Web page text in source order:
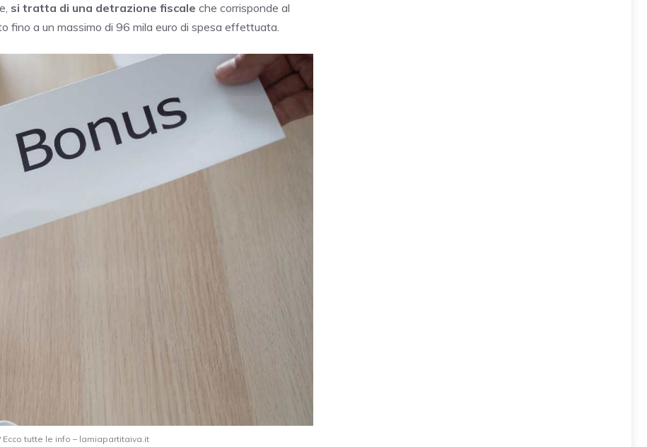
si tratta di una detrazione fiscale che corrisponde al
fino a un massimo di 96 mila euro di spesa effettuata.
tutte le info – lamiapartitaiva.it